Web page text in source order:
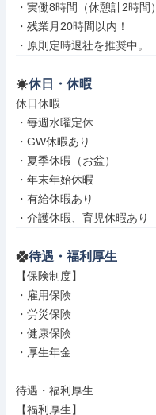
・実働8時間（休憩計2時間）
・残業月20時間以内！
・原則定時退社を推奨中。
休日・休暇
休日休暇
・毎週水曜定休
・GW休暇あり
・夏季休暇（お盆）
・年末年始休暇
・有給休暇あり
・介護休暇、育児休暇あり
待遇・福利厚生
【保険制度】
・雇用保険
・労災保険
・健康保険
・厚生年金
待遇・福利厚生
【福利厚生】